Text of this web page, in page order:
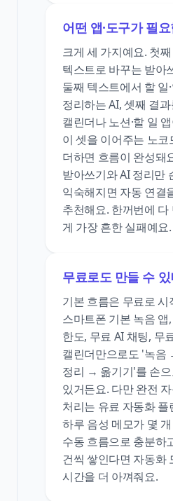
어떤 앱·도구가 필
크게 세 가지예요. 첫
텍스트로 바꾸는 받아
둘째 텍스트에서 할 일
정리하는 AI, 셋째 결
캘린더나 노션·할 일
이 셋을 이어주는 노
더하면 흐름이 완성돼
받아쓰기와 AI 정리만
익숙해지면 자동 연결
추천해요. 한꺼번에
게 가장 흔한 실패예요.
무료로도 만들 수 있
기본 흐름은 무료로
스마트폰 기본 녹음 앱
한도, 무료 AI 채팅, 무
캘린더만으로도 '녹
정리 → 옮기기'를 손
있거든요. 다만 완전
처리는 유료 자동화 플
하루 음성 메모가 몇
수동 흐름으로 충분하
건씩 쌓인다면 자동화
시간을 더 아껴줘요.